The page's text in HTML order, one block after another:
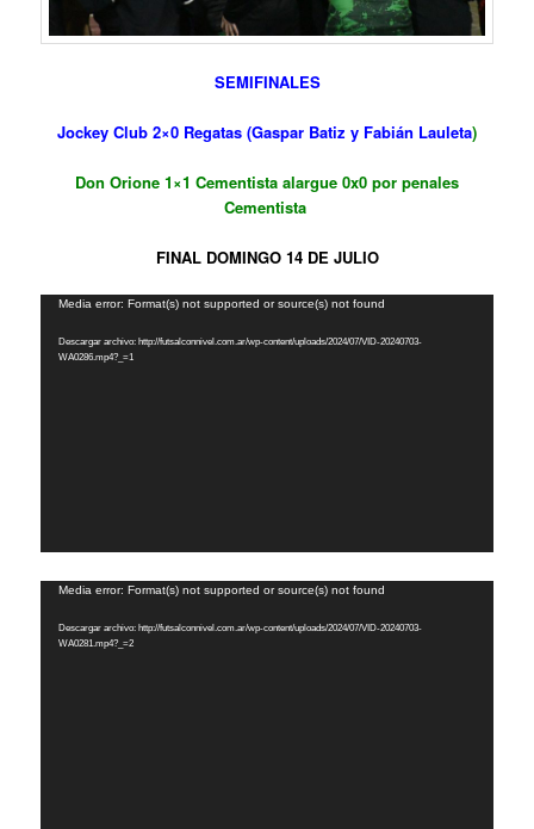
SEMIFINALES
Jockey Club 2×0 Regatas (Gaspar Batiz y Fabián Lauleta)
Don Orione 1×1 Cementista alargue 0x0 por penales
Cementista
FINAL DOMINGO 14 DE JULIO
Reproductor
vídeo
Media error: Format(s) not supported or source(s) not found
Descargar archivo: http://futsalconnivel.com.ar/wp-content/uploads/2024/07/VID-20240703-
WA0286.mp4?_=1
Reproductor
vídeo
Media error: Format(s) not supported or source(s) not found
Descargar archivo: http://futsalconnivel.com.ar/wp-content/uploads/2024/07/VID-20240703-
WA0281.mp4?_=2